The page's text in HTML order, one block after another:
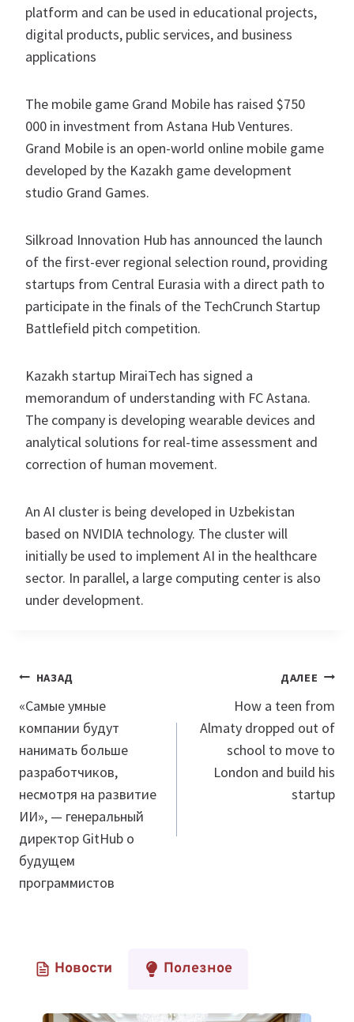
platform and can be used in educational projects,
digital products, public services, and business
applications
The mobile game Grand Mobile has raised $750
000 in investment from Astana Hub Ventures.
Grand Mobile is an open-world online mobile game
developed by the Kazakh game development
studio Grand Games.
Silkroad Innovation Hub has announced the launch
of the first-ever regional selection round, providing
startups from Central Eurasia with a direct path to
participate in the finals of the TechCrunch Startup
Battlefield pitch competition.
Kazakh startup MiraiTech has signed a
memorandum of understanding with FC Astana.
The company is developing wearable devices and
analytical solutions for real-time assessment and
correction of human movement.
An AI cluster is being developed in Uzbekistan
based on NVIDIA technology. The cluster will
initially be used to implement AI in the healthcare
sector. In parallel, a large computing center is also
under development.
Навигация
по
записям
НАЗАД
«Самые умные
компании будут
нанимать больше
разработчиков,
несмотря на развитие
ИИ», — генеральный
директор GitHub о
будущем
программистов
ДАЛЕЕ
How a teen from
Almaty dropped out of
school to move to
London and build his
startup
Новости Полезное